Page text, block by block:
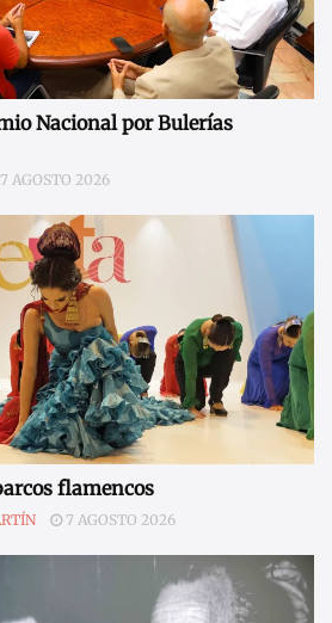
Nacional por Bulerías
AGOSTO 2026
flamencos
7 AGOSTO 2026